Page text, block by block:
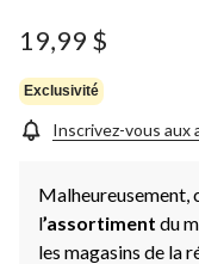
19,99 $
Exclusivité
Inscrivez-vous aux
Malheureusement,
l’assortiment du
les magasins de la